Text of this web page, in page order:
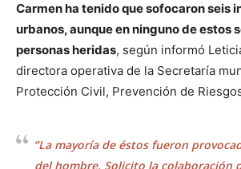
Carmen ha tenido que sofocaron seis
urbanos, aunque en ninguno de estos
personas heridas, según informó
directora operativa de la Secretaría
Protección Civil, Prevención de
“La mayoría de éstos fueron
del hombre. Solicito la colaboración